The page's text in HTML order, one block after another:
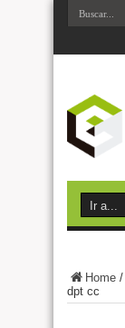
Home /
dpt cc